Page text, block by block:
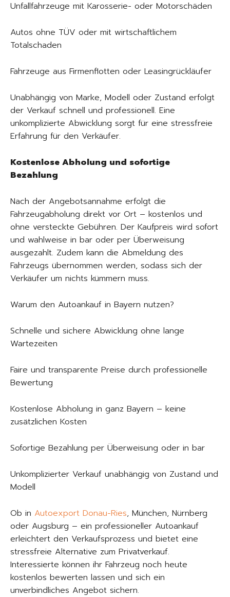
Unfallfahrzeuge mit Karosserie- oder Motorschäden
Autos ohne TÜV oder mit wirtschaftlichem
Totalschaden
Fahrzeuge aus Firmenflotten oder Leasingrückläufer
Unabhängig von Marke, Modell oder Zustand erfolgt
der Verkauf schnell und professionell. Eine
unkomplizierte Abwicklung sorgt für eine stressfreie
Erfahrung für den Verkäufer.
Kostenlose Abholung und sofortige
Bezahlung
Nach der Angebotsannahme erfolgt die
Fahrzeugabholung direkt vor Ort – kostenlos und
ohne versteckte Gebühren. Der Kaufpreis wird sofort
und wahlweise in bar oder per Überweisung
ausgezahlt. Zudem kann die Abmeldung des
Fahrzeugs übernommen werden, sodass sich der
Verkäufer um nichts kümmern muss.
Warum den Autoankauf in Bayern nutzen?
Schnelle und sichere Abwicklung ohne lange
Wartezeiten
Faire und transparente Preise durch professionelle
Bewertung
Kostenlose Abholung in ganz Bayern – keine
zusätzlichen Kosten
Sofortige Bezahlung per Überweisung oder in bar
Unkomplizierter Verkauf unabhängig von Zustand und
Modell
Ob in Autoexport Donau-Ries, München, Nürnberg
oder Augsburg – ein professioneller Autoankauf
erleichtert den Verkaufsprozess und bietet eine
stressfreie Alternative zum Privatverkauf.
Interessierte können ihr Fahrzeug noch heute
kostenlos bewerten lassen und sich ein
unverbindliches Angebot sichern.